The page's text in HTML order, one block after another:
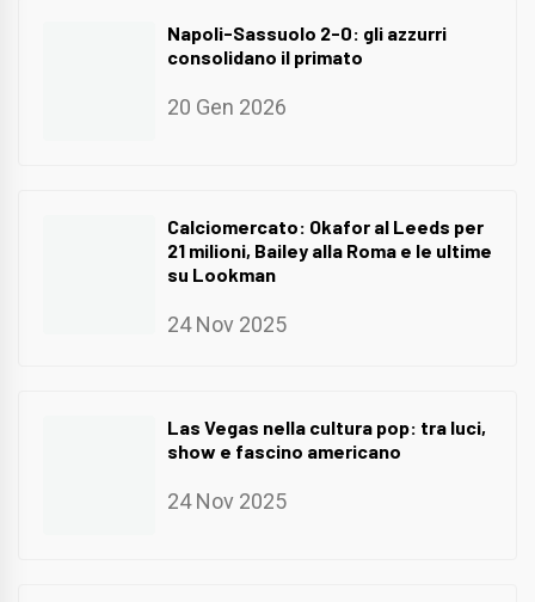
Napoli-Sassuolo 2-0: gli azzurri
consolidano il primato
20 Gen 2026
Calciomercato: Okafor al Leeds per
21 milioni, Bailey alla Roma e le ultime
su Lookman
24 Nov 2025
Las Vegas nella cultura pop: tra luci,
show e fascino americano
24 Nov 2025